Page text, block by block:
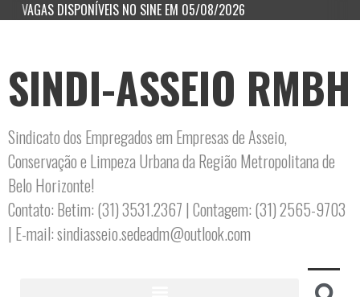
VAGAS DISPONÍVEIS NO SINE EM 05/08/2026
SINDI-ASSEIO RMBH
Sindicato dos Empregados em Empresas de Asseio,
Conservação e Limpeza Urbana da Região Metropolitana de
Belo Horizonte!
Contato: Betim: (31) 3531.2367 | Contagem: (31) 2565-9703
| E-mail: sindiasseio.sedeadm@outlook.com